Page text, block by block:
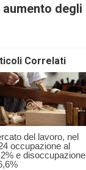
degli
Correlati
del lavoro, nel
occupazione al
e disoccupazione